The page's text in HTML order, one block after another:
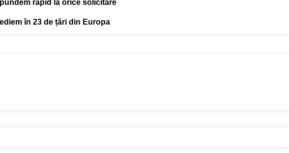
rapid la orice solicitare
în 23 de țări din Europa